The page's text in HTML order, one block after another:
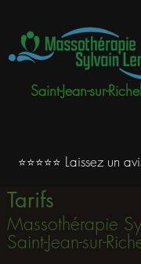
Saint-Jean-sur-
⭐⭐⭐⭐⭐ Laissez un
Tarifs ​​
Massothérapie
Saint-Jean-sur-